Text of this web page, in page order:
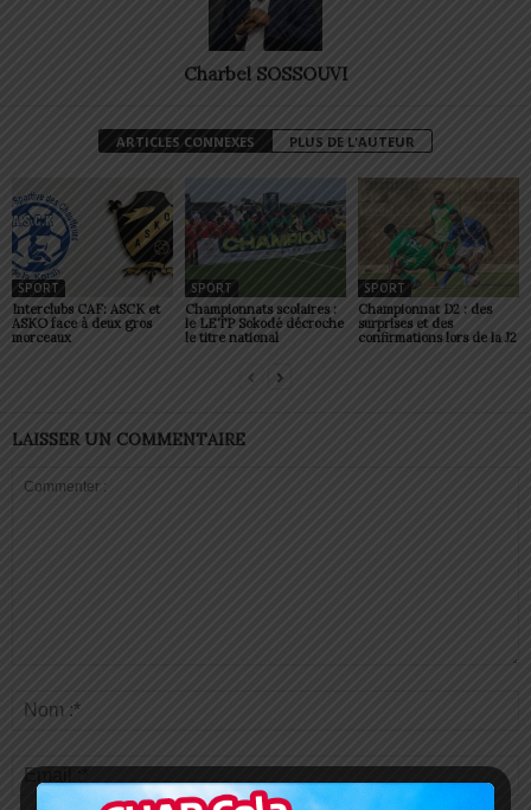
Charbel SOSSOUVI
ARTICLES CONNEXES PLUS DE L'AUTEUR
SPORT
Interclubs CAF: ASCK et
ASKO face à deux gros
morceaux
SPORT
Championnats scolaires :
le LETP Sokodé décroche
le titre national
SPORT
Championnat D2 : des
surprises et des
confirmations lors de la J2
LAISSER UN COMMENTAIRE